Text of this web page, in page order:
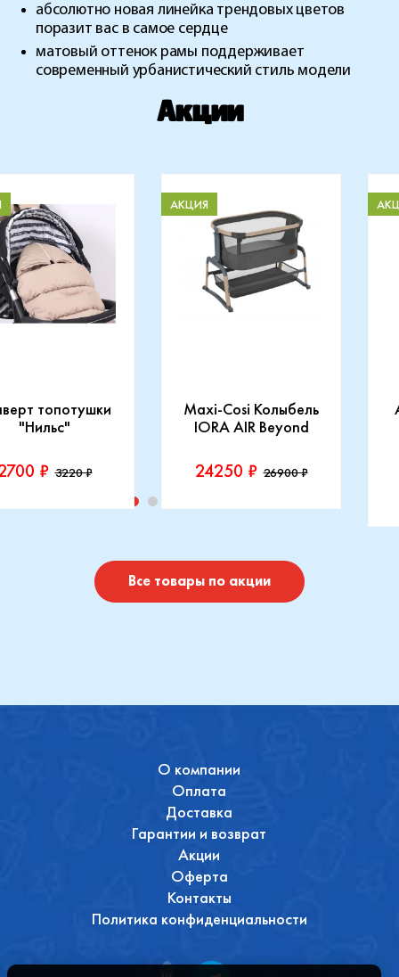
абсолютно новая линейка трендовых цветов
поразит вас в самое сердце
матовый оттенок рамы поддерживает
современный урбанистический стиль модели
Акции
топотушки
"Нильс"
₽ 3220 ₽
Maxi-Cosi Колыбель
IORA AIR Beyond
АКЦИЯ
24250 ₽ 26900 ₽
Производитель::
Купить
Все товары по акции
О компании
Оплата
Доставка
Гарантии и возврат
Акции
Оферта
Контакты
Политика конфиденциальности